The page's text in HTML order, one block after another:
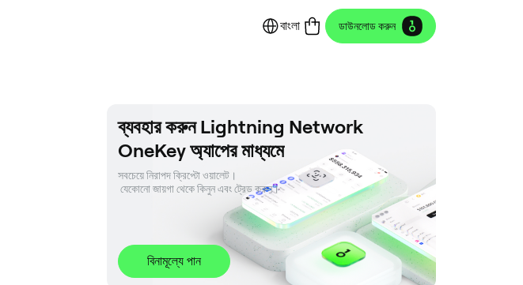
বাংলা ডাউনলোড করুন
ব্যবহার করুন Lightning Network
OneKey অ্যাপের মাধ্যমে
সবচেয়ে নিরাপদ ক্রিপ্টো ওয়ালেট।
যেকোনো জায়গা থেকে কিনুন এবং ট্রেড করুন।
বিনামূল্যে পান